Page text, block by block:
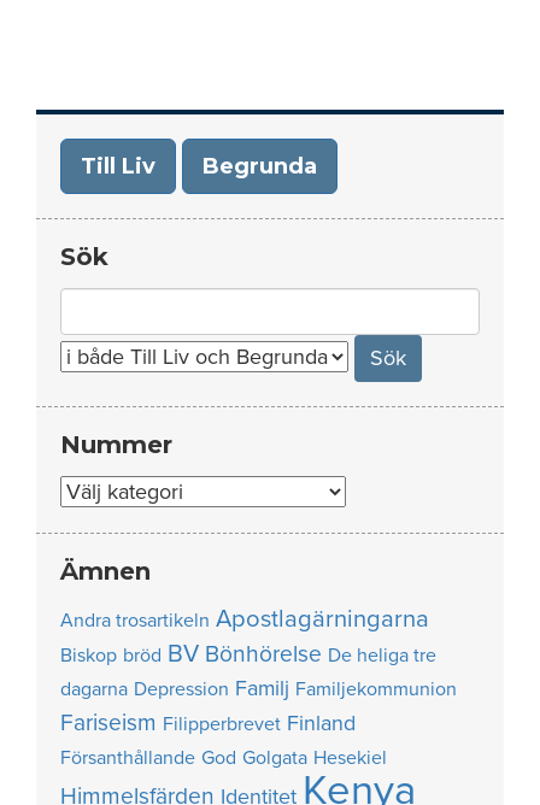
Till Liv Begrunda
Sök
for:
Nummer
Nummer
Ämnen
Andra trosartikeln Apostlagärningarna
Biskop bröd BV Bönhörelse De heliga tre
dagarna Depression Familj Familjekommunion
Fariseism Filipperbrevet Finland
Försanthållande God Golgata Hesekiel
Himmelsfärden Identitet Kenya